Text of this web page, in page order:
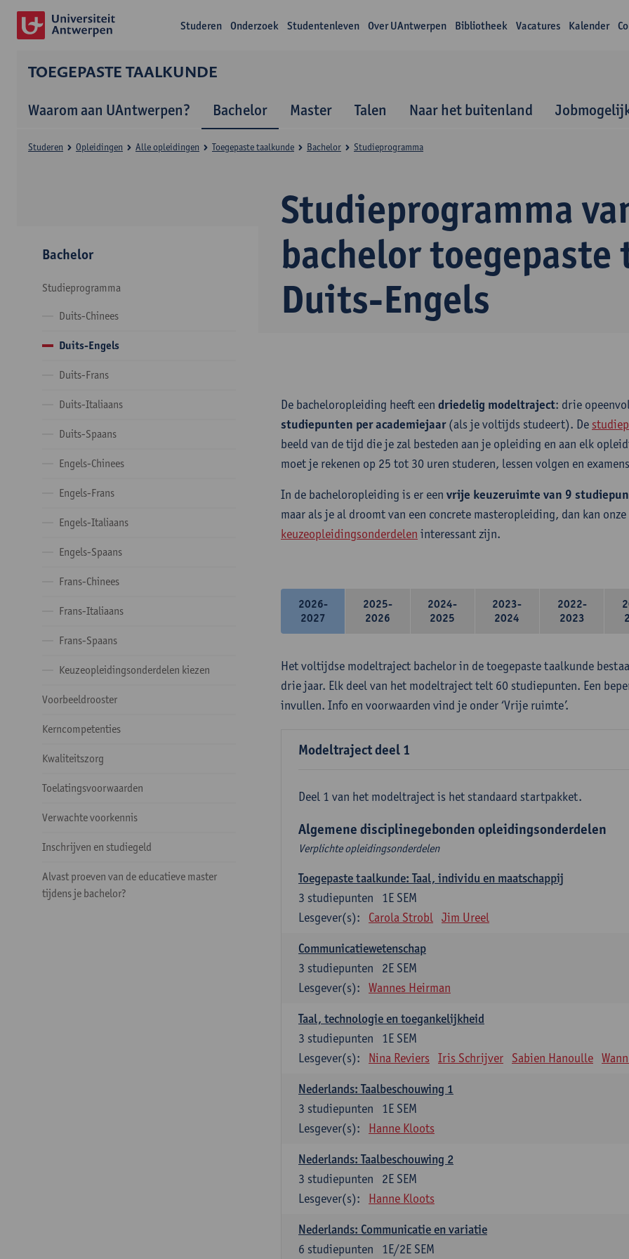
Studeren Onderzoek Studentenleven Over UAntwerpen Bibliotheek Vacatures Kalender
TOEGEPASTE TAALKUNDE
Waarom aan UAntwerpen? Bachelor Master Talen Naar het buitenland
Studieprogramma
bachelor
Duits-Engels
Studeren Opleidingen Alle opleidingen Toegepaste taalkunde Bachelor Studieprogramma
Bachelor
Studieprogramma
Duits-Chinees
Duits-Engels
Duits-Frans
Duits-Italiaans
Duits-Spaans
Engels-Chinees
Engels-Frans
Engels-Italiaans
Engels-Spaans
Frans-Chinees
Frans-Italiaans
Frans-Spaans
Keuzeopleidingsonderdelen kiezen
Voorbeeldrooster
Kerncompetenties
Kwaliteitszorg
Toelatingsvoorwaarden
Verwachte voorkennis
Inschrijven en studiegeld
Alvast proeven van de educatieve master
tijdens je bachelor?
De bacheloropleiding heeft een driedelig modeltraject: drie
studiepunten per academiejaar(als je voltijds studeert). De
beeld van de tijd die je zal besteden aan je opleiding en aan elk
moet je rekenen op 25 tot 30 uren studeren, lessen volgen en
In de bacheloropleiding is er een vrije keuzeruimte van 9
maar als je al droomt van een concrete masteropleiding, dan kan onze
keuzeopleidingsonderdelen interessant zijn.
2026-
2027
2025-
2026
2024-
2025
2023-
2024
2022-
2023
Het voltijdse modeltraject bachelor in de toegepaste taalkunde
drie jaar. Elk deel van het modeltraject telt 60 studiepunten. Een
invullen. Info en voorwaarden vind je onder ‘Vrije ruimte’.
Modeltraject deel 1
Deel 1 van het modeltraject is het standaard startpakket.
Algemene disciplinegebonden opleidingsonderdelen
Verplichte opleidingsonderdelen
Toegepaste taalkunde: Taal, individu en maatschappij
1E SEM
3 studiepunten
Lesgever(s):
Carola Strobl Jim Ureel
Communicatiewetenschap
2E SEM
3 studiepunten
Lesgever(s):
Wannes Heirman
Taal, technologie en toegankelijkheid
1E SEM
3 studiepunten
Lesgever(s):
Nina Reviers Iris Schrijver Sabien Hanoulle
Nederlands: Taalbeschouwing 1
1E SEM
3 studiepunten
Lesgever(s):
Hanne Kloots
Nederlands: Taalbeschouwing 2
2E SEM
3 studiepunten
Lesgever(s):
Hanne Kloots
Nederlands: Communicatie en variatie
1E/2E SEM
6 studiepunten